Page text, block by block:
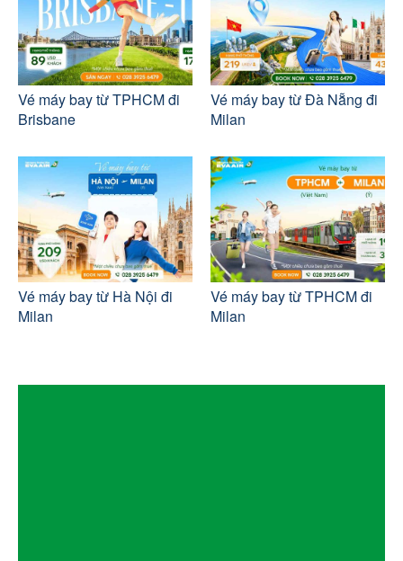
Vé máy bay từ TPHCM đi
Brisbane
Vé máy bay từ Đà Nẵng đi
Milan
Vé máy bay từ Hà Nội đi
Milan
Vé máy bay từ TPHCM đi
Milan